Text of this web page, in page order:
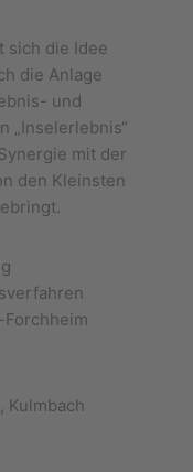
sich die Idee
die Anlage
und
„Inselerlebnis“
mit der
den Kleinsten
Kulmbach